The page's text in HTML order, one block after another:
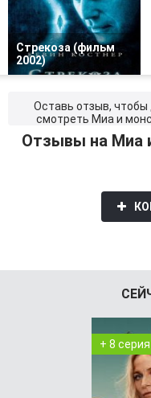
Стрекоза (фильм
2002)
Оставь отзыв, чтобы
смотреть Миа и
Отзывы на Миа
+ 8 серия